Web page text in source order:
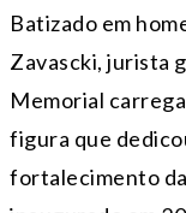
Batizado em
Zavascki, jurista
Memorial
figura que
fortalecimento